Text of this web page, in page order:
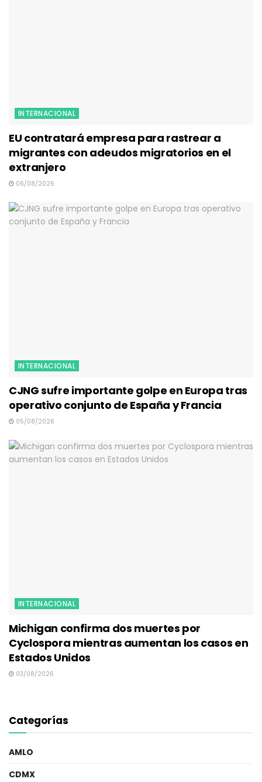
INTERNACIONAL
EU contratará empresa para rastrear a
migrantes con adeudos migratorios en el
extranjero
06/08/2026
INTERNACIONAL
CJNG sufre importante golpe en Europa tras
operativo conjunto de España y Francia
05/08/2026
INTERNACIONAL
Michigan confirma dos muertes por
Cyclospora mientras aumentan los casos en
Estados Unidos
03/08/2026
Categorías
AMLO
CDMX